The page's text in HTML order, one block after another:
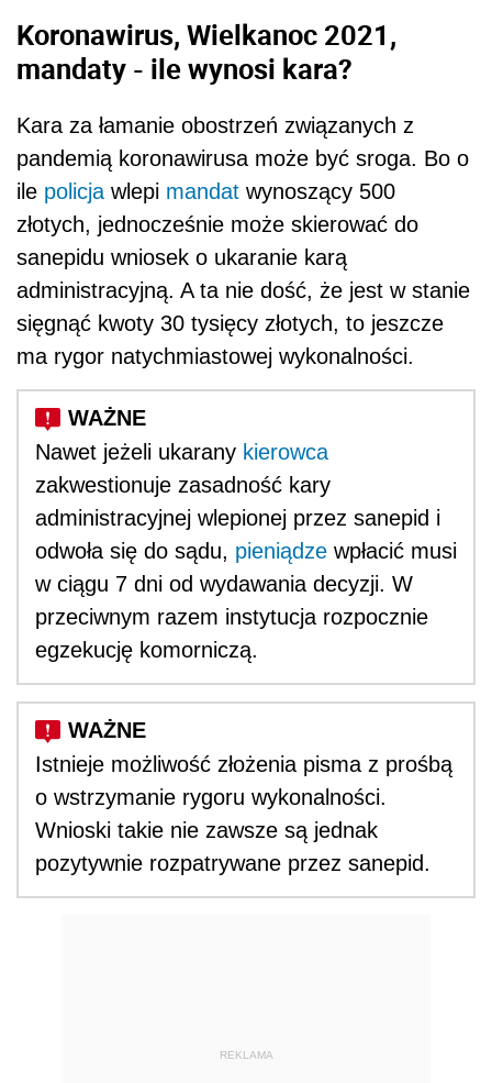
Koronawirus, Wielkanoc 2021,
mandaty - ile wynosi kara?
Kara za łamanie obostrzeń związanych z
pandemią koronawirusa może być sroga. Bo o
ile policjawlepi mandat wynoszący 500
złotych, jednocześnie może skierować do
sanepidu wniosek o ukaranie karą
administracyjną. A ta nie dość, że jest w stanie
sięgnąć kwoty 30 tysięcy złotych, to jeszcze
ma rygor natychmiastowej wykonalności.
Nawet jeżeli ukarany kierowca
zakwestionuje zasadność kary
administracyjnej wlepionej przez sanepid i
odwoła się do sądu, pieniądze wpłacić musi
w ciągu 7 dni od wydawania decyzji. W
przeciwnym razem instytucja rozpocznie
egzekucję komorniczą.
Istnieje możliwość złożenia pisma z prośbą
o wstrzymanie rygoru wykonalności.
Wnioski takie nie zawsze są jednak
pozytywnie rozpatrywane przez sanepid.
REKLAMA